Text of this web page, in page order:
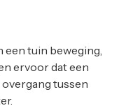
een tuin beweging,
ervoor dat een
tussen